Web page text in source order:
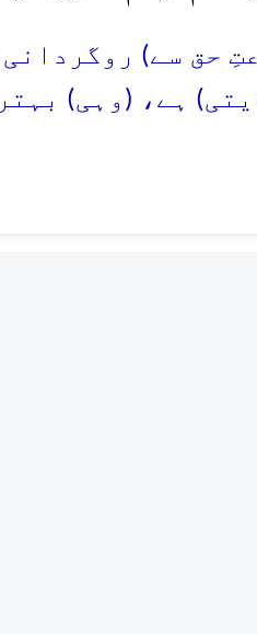
حق سے)
ہے، (وہی)